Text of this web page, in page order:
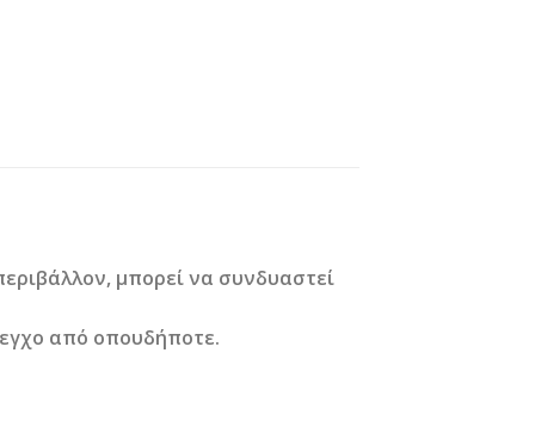
μπορεί να συνδυαστεί
από οπουδήποτε.